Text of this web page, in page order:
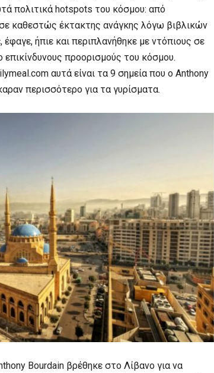
πολιτικά hotspots του κόσμου: από
καθεστώς έκτακτης ανάγκης λόγω βιβλικών
ήπιε και περιπλανήθηκε με ντόπιους σε
προορισμούς του κόσμου.
αυτά είναι τα 9 σημεία που ο Anthony
περισσότερο για τα γυρίσματα.
Bourdain βρέθηκε στο Λίβανο για να